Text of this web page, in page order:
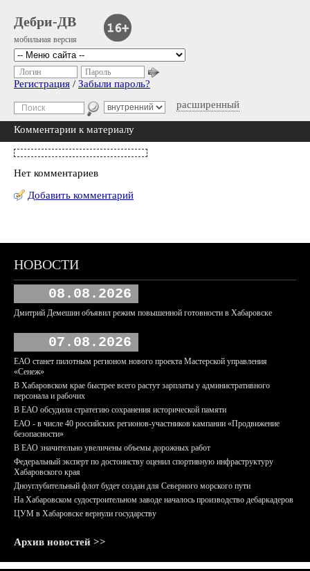
Дебри-ДВ
мобильная версия
расширенный
Логин Пароль
Регистрация / Забыли пароль?
Комментарии к материалу
Нет комментариев
Добавить комментарий
НОВОСТИ
08.08.2026
Дмитрий Демешин объявил режим повышенной готовности в Хабаровске
07.08.2026
ЕАО станет пилотным регионом нового проекта Мастерской управления
«Сенеж»
В Хабаровском крае быстрее всего растут зарплаты у административного
персонала и рабочих
В ЕАО обсудили стратегию сохранения исторической памяти
ЕАО - в числе 40 российских регионов-участников кампании «Продвижение
безопасности»
В ЕАО значительно увеличены объемы дорожных работ
Федеральный эксперт по достоинству оценил спортивную инфраструктуру
Хабаровского края
Дноуглубительный флот будет создан для Северного морского пути
На Хабаровском судостроительном заводе началось производство дебаркадеров
ЦУМ в Хабаровске вернули государству
Архив новостей >>